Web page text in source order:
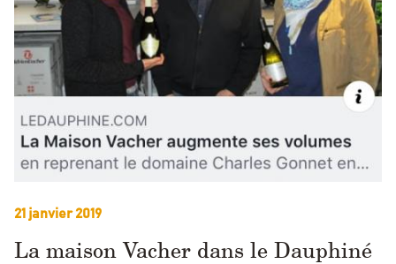
21 janvier 2019
La maison Vacher dans le Dauphiné